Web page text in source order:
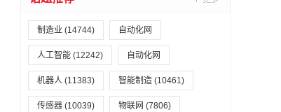
制造业 (14744) 自动化网
人工智能 (12242) 自动化网
机器人 (11383) 智能制造 (10461)
传感器 (10039) 物联网 (7806)